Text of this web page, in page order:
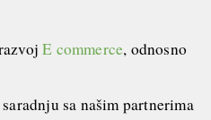
E commerce, odnosno
sa našim partnerima